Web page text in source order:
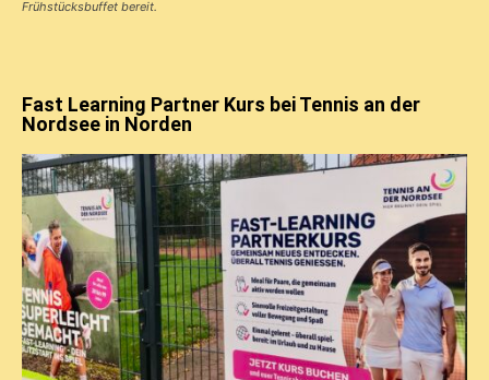
Frühstücks­buffet bereit.
Fast Learning Partner Kurs bei Tennis an der
Nordsee in Norden